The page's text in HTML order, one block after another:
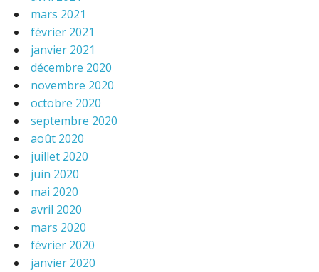
mars 2021
février 2021
janvier 2021
décembre 2020
novembre 2020
octobre 2020
septembre 2020
août 2020
juillet 2020
juin 2020
mai 2020
avril 2020
mars 2020
février 2020
janvier 2020